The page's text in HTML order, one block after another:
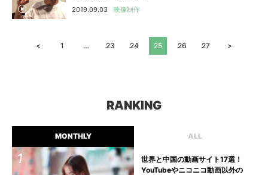
2019.09.03 映像制作
1 … 23 24 25 26 27
RANKING
MONTHLY ALL
世界と中国の動画サイト17選！
YouTubeやニコニコ動画以外の